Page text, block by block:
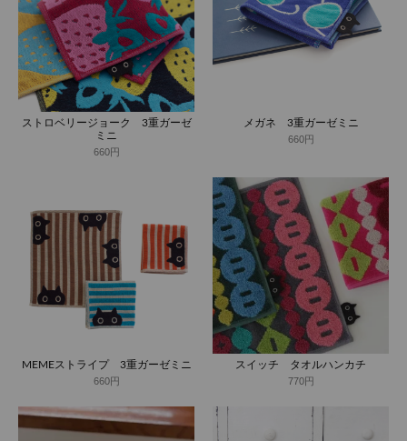
ストロベリージョーク 3重ガーゼ
ミニ
660円
メガネ 3重ガーゼミニ
660円
MEMEストライプ 3重ガーゼミニ
660円
スイッチ タオルハンカチ
770円